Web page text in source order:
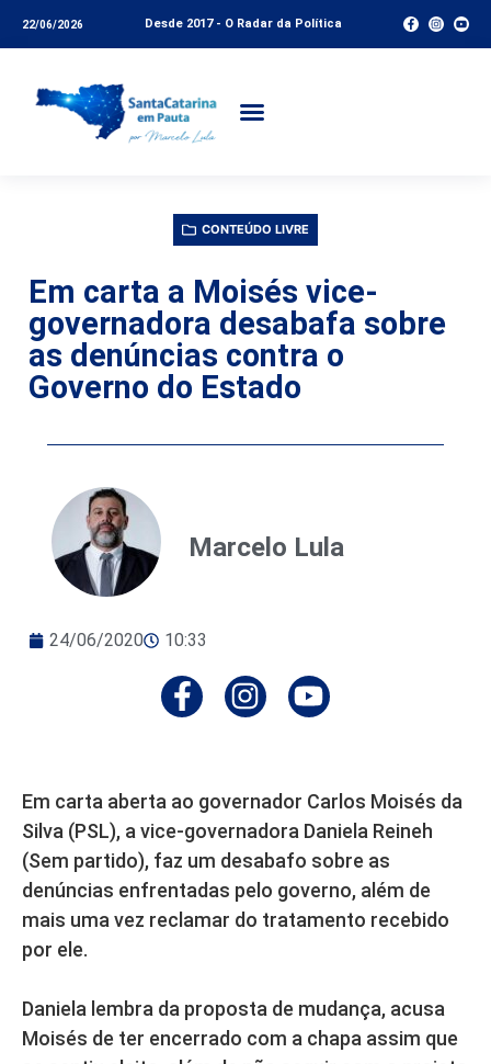
22/06/2026 Desde 2017 - O Radar da Política
CONTEÚDO LIVRE
Em carta a Moisés vice-
governadora desabafa sobre
as denúncias contra o
Governo do Estado
Marcelo Lula
24/06/2020 10:33
Em carta aberta ao governador Carlos Moisés da
Silva (PSL), a vice-governadora Daniela Reineh
(Sem partido), faz um desabafo sobre as
denúncias enfrentadas pelo governo, além de
mais uma vez reclamar do tratamento recebido
por ele.
Daniela lembra da proposta de mudança, acusa
Moisés de ter encerrado com a chapa assim que